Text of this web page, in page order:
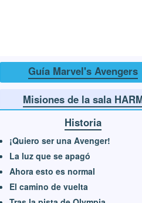
Guía Marvel's Avengers
Misiones de la sala
Historia
¡Quiero ser una Avenger!
La luz que se apagó
Ahora esto es normal
El camino de vuelta